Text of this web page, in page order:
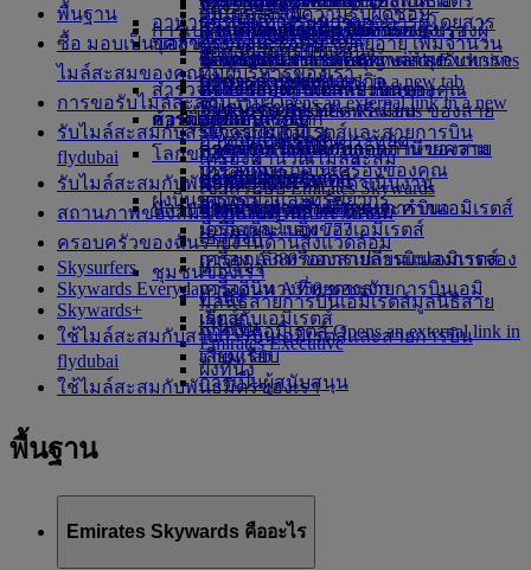
จองรถยนต์
สายการบินพันธมิตร
การเดินทางระหว่างอาคารผู้โดยสาร
ไปกลับสนามบิน
บริการรถรับส่ง
อาหาร
อาหารสำหรับชั้นหนึ่ง
อาหารสำหรับชั้นธุรกิจ
อาหารชั้นประหยัดพรีเมียม
อาหารสำหรับชั้นประหยัด
เครื่องดื่ม
ฝูงบินของเรา
เครื่องบินโบอิ้ง 777
เครื่อง A380 ของสายการบินเอมิเรตส์
เครื่องบิน A350 ของสายการบินเอมิ
เรตส์
Emirates Executive
ผังที่นั่ง
การชำระเงินเพื่อเข้าใช้ห้องรับรองผู้
โดยสาร
ห้องรับรองผู้โดยสาร marhaba
ช้อปปิ้งกับเอมิเรตส์
คอลเลกชันสินค้าปลอดภาษีของสาย
การบินเอมิเรตส์
ร้านจำหน่ายสินค้าสายการบินเอมิเรตส์
การเดินทางพร้อมกับทารก
น้ำหนักสัมภาระที่อนุญาตสำหรับทารก
อาหารสำหรับเด็กและทารก
ความสนุกสำหรับเด็ก
ความบันเทิงสำหรับเด็ก
ของเล่นสำหรับเด็ก
กิจกรรมสำหรับเด็ก ๆ
เป็นธุรกิจที่มีความรับผิดชอบ
บุคลากรของเรา
ทีมผู้บริหารของเรา
งานงาน Opens an external link in a new
tab
โลกของเรา
ความยั่งยืนในการดำเนินงาน
นโยบายด้านสิ่งแวดล้อม
รายงานด้านสิ่งแวดล้อม
ชุมชนของเรา
มูลนิธิสายการบินเอมิเรตส์มูลนิธิสาย
การบินเอมิเรตส์ Opens an external link in
a new tab
การเป็นผู้สนับสนุน
เที่ยวบินสู่อัมสเตอร์ดัม
เที่ยวบินสู่แมนเชสเตอร์
สำรวจดูไบ
เที่ยวบินสู่ดูไบ
กรุงเทพฯ ไปดูไบ
ภูเก็ตไปดูไบ
ปลายทางล่าสุด
เฮลซิงกิ
หางโจว
ดานัง
เสินเจิ้น
เสียมเรียบ
วันหยุดสำหรับนักชิม
รับไมล์สะสม
Skywards Skysurfers
Skywards ExclusivesSkywards Exclusives
Opens an external link in a new tab
พันธมิตรของเรา
Skywards Rail
เครื่องคำนวณไมล์สะสม
เข้าสู่ระบบ Emirates Skywards
Skywards+
การเปลี่ยนแปลงการดำเนินงานของเรา
ข้อมูลอัพเดตการเดินทางล่าสุด
ตรวจสอบสถานะเที่ยวบินของคุณ
การดูแลพิเศษ
การเดินทางที่ได้รับการอำนวยความ
สะดวกกับเอมิเรตส์
ความช่วยเหลือพิเศษและคำขอ
การเตรียมตัวในการเดินทาง
ที่สนามบิน
Emirates Skywards
โปรแกรม Business Rewards ของสาย
การบินเอมิเรตส์
ประสบการณ์บนเครื่องของคุณ
เครื่องมือและทรัพยากร
มือถือและแอพของเอมิเรตส์
การยกเลิกหรือการเปลี่ยนแปลงการจอง
การเดินทางที่หยุดชะงัก
เกี่ยวกับเอมิเรตส์
พื้นฐาน
ซื้อ มอบเป็นของขวัญ โอน ซื้อคืน ขยายอายุ เพิ่มจำนวน
ไมล์สะสมของคุณ
การขอรับไมล์สะสม
รับไมล์สะสมกับสายการบินเอมิเรตส์และสายการบิน
flydubai
รับไมล์สะสมกับพันธมิตรของเรา
สถานภาพของสมาชิกและสิทธิประโยชน์
ครอบครัวของฉัน
Skysurfers
Skywards Everyday
Skywards+
ใช้ไมล์สะสมกับสายการบินเอมิเรตส์และสายการบิน
flydubai
ใช้ไมล์สะสมกับพันธมิตรของเรา
พื้นฐาน
Emirates Skywards คืออะไร